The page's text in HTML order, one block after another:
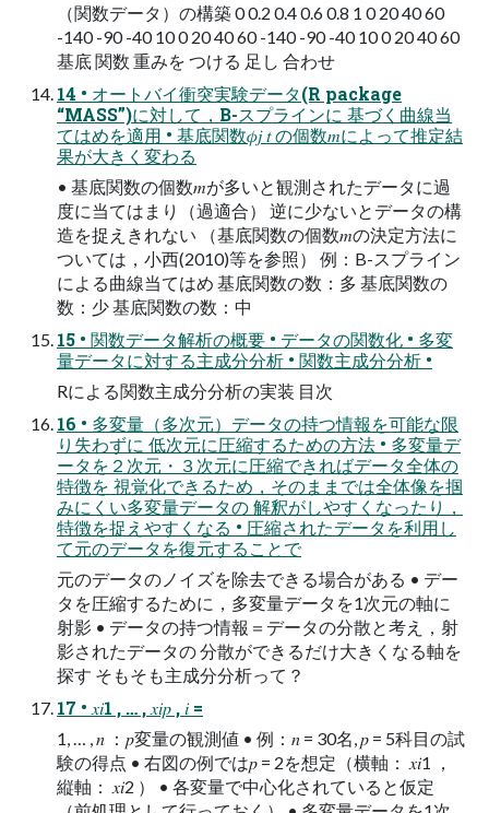
（関数データ）の構築 0 0.2 0.4 0.6 0.8 1 0 20 40 60
-140 -90 -40 10 0 20 40 60 -140 -90 -40 10 0 20 40 60
基底 関数 重みを つける 足し 合わせ
14 • オートバイ衝突実験データ(R package
“MASS”)に対して，B-スプラインに 基づく曲線当
てはめを適用 • 基底関数𝜙𝑗 𝑡 の個数𝑚によって推定結
果が大きく変わる
• 基底関数の個数𝑚が多いと観測されたデータに過
度に当てはまり（過適合） 逆に少ないとデータの構
造を捉えきれない （基底関数の個数𝑚の決定方法に
ついては，小西(2010)等を参照） 例：B-スプライン
による曲線当てはめ 基底関数の数：多 基底関数の
数：少 基底関数の数：中
15 • 関数データ解析の概要 • データの関数化 • 多変
量データに対する主成分分析 • 関数主成分分析 •
Rによる関数主成分分析の実装 目次
16 • 多変量（多次元）データの持つ情報を可能な限
り失わずに 低次元に圧縮するための方法 • 多変量デ
ータを２次元・３次元に圧縮できればデータ全体の
特徴を 視覚化できるため，そのままでは全体像を掴
みにくい多変量データの 解釈がしやすくなったり，
特徴を捉えやすくなる • 圧縮されたデータを利用し
て元のデータを復元することで
元のデータのノイズを除去できる場合がある • デー
タを圧縮するために，多変量データを1次元の軸に
射影 • データの持つ情報＝データの分散と考え，射
影されたデータの 分散ができるだけ大きくなる軸を
探す そもそも主成分分析って？
17 • 𝑥𝑖1 , … , 𝑥𝑖𝑝 , 𝑖 =
1, … , 𝑛 ：𝑝変量の観測値 • 例：𝑛 = 30名, 𝑝 = 5科目の試
験の得点 • 右図の例では𝑝 = 2を想定（横軸： 𝑥𝑖1 ，
縦軸： 𝑥𝑖2 ） • 各変量で中心化されていると仮定